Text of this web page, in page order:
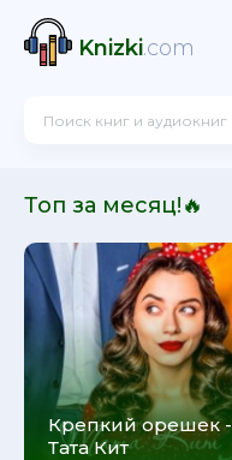
Knizki.com
Топ за месяц!🔥
Крепкий орешек -
Тата Кит